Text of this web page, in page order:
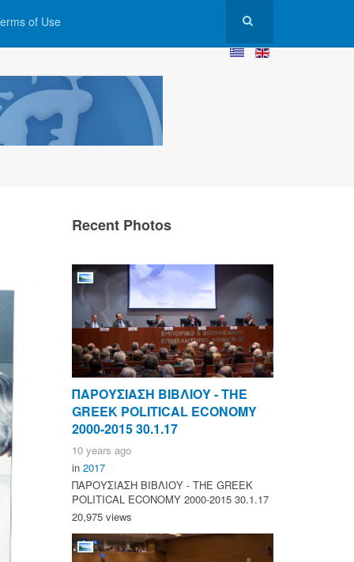
of Use
Recent Photos
ΠΑΡΟΥΣΙΑΣΗ ΒΙΒΛΙΟΥ - ΤΗΕ
GREEK POLITICAL ECONOMY
2000-2015 30.1.17
10 years ago
in 2017
ΠΑΡΟΥΣΙΑΣΗ ΒΙΒΛΙΟΥ - ΤΗΕ GREEK
POLITICAL ECONOMY 2000-2015 30.1.17
20,975 views